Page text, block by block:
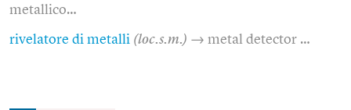
metallico…
rivelatore di metalli (loc.s.m.) → metal detector …